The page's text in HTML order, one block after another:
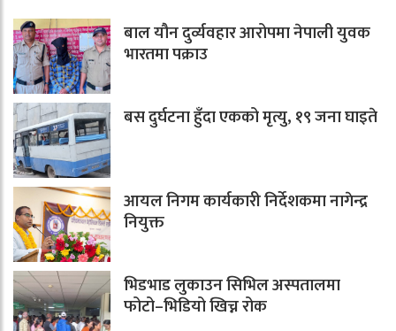
बाल यौन दुर्व्यवहार आरोपमा नेपाली युवक
भारतमा पक्राउ
बस दुर्घटना हुँदा एकको मृत्यु, १९ जना घाइते
आयल निगम कार्यकारी निर्देशकमा नागेन्द्र
नियुक्त
भिडभाड लुकाउन सिभिल अस्पतालमा
फोटो–भिडियो खिच्न रोक